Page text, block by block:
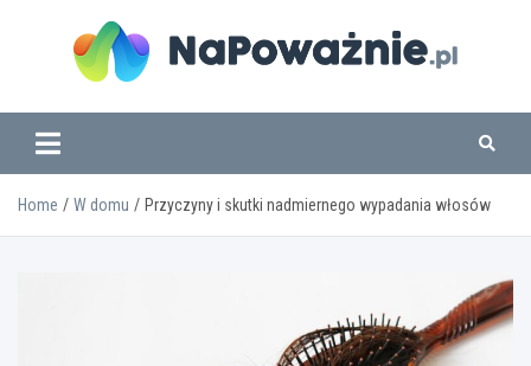
www.napowaznie.pl
Home W domu Przyczyny i skutki nadmiernego wypadania włosów